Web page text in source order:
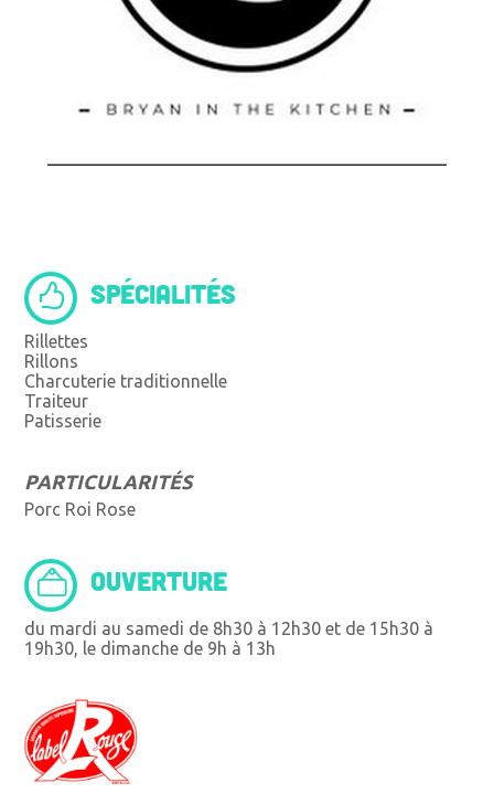
SPÉCIALITÉS
Rillettes
Rillons
Charcuterie traditionnelle
Traiteur
Patisserie
PARTICULARITÉS
Porc Roi Rose
OUVERTURE
du mardi au samedi de 8h30 à 12h30 et de 15h30 à
19h30, le dimanche de 9h à 13h